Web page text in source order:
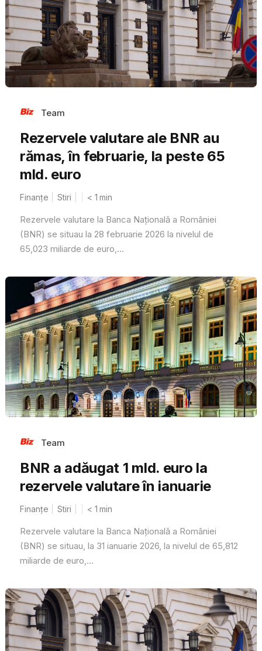
Team
Rezervele valutare ale BNR au
rămas, în februarie, la peste 65
mld. euro
Finanțe Stiri < 1 min
Rezervele valutare la Banca Națională a României
(BNR) se situau la 28 februarie 2026 la nivelul de
65,023 miliarde de euro,...
Team
BNR a adăugat 1 mld. euro la
rezervele valutare în ianuarie
Finanțe Stiri < 1 min
Rezervele valutare la Banca Națională a României
(BNR) se situau, la 31 ianuarie 2026, la nivelul de 65,812
miliarde de euro,...